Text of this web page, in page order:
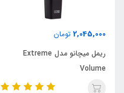
2,045,000 تومان
ریمل میچانو مدل Extreme
Volume